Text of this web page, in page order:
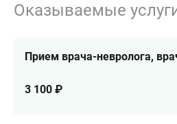
Оказываемые
Прием врача-невролога,
3 100 ₽